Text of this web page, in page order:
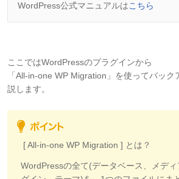
WordPress公式マニュアルはこちら
ここではWordPressのプラグインから
「All-in-one WP Migration」を使ってバッ
説します。
[ All-in-one WP Migration ] とは？
WordPressの全て(データベース、メデ